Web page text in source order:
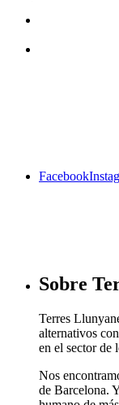
Facebook
Sobre
Terres
alternativos
en el sector de
Nos
de Barcelona.